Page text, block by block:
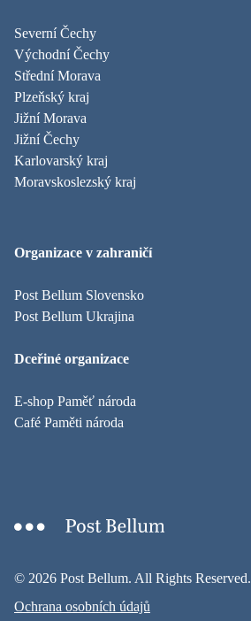
Severní Čechy
Východní Čechy
Střední Morava
Plzeňský kraj
Jižní Morava
Jižní Čechy
Karlovarský kraj
Moravskoslezský kraj
Organizace v zahraničí
Post Bellum Slovensko
Post Bellum Ukrajina
Dceřiné organizace
E-shop Paměť národa
Café Paměti národa
© 2026 Post Bellum. All Rights Reserved.
Ochrana osobních údajů